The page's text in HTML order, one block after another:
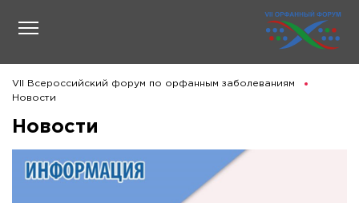
VII Всероссийский форум по орфанным заболеваниям
Новости
Новости